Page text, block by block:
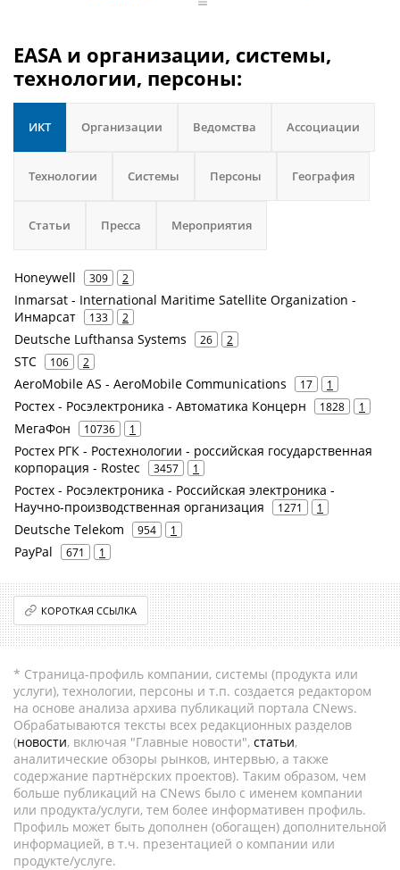
EASA и организации, системы,
технологии, персоны:
ИКТ Организации Ведомства Ассоциации
Технологии Системы Персоны География
Статьи Пресса Мероприятия
Honeywell 309 2
Inmarsat - International Maritime Satellite Organization -
Инмарсат
133 2
Deutsche Lufthansa Systems 26 2
STC 106 2
AeroMobile AS - AeroMobile Communications 17 1
Ростех - Росэлектроника - Автоматика Концерн 1828 1
МегаФон 10736 1
Ростех РГК - Ростехнологии - российская государственная
корпорация - Rostec
3457 1
Ростех - Росэлектроника - Российская электроника -
Научно-производственная организация
1271 1
Deutsche Telekom 954 1
PayPal 671 1
КОРОТКАЯ ССЫЛКА
* Страница-профиль компании, системы (продукта или
услуги), технологии, персоны и т.п. создается редактором
на основе анализа архива публикаций портала CNews.
Обрабатываются тексты всех редакционных разделов
(новости, включая "Главные новости", статьи,
аналитические обзоры рынков, интервью, а также
содержание партнёрских проектов). Таким образом, чем
больше публикаций на CNews было с именем компании
или продукта/услуги, тем более информативен профиль.
Профиль может быть дополнен (обогащен) дополнительной
информацией, в т.ч. презентацией о компании или
продукте/услуге.